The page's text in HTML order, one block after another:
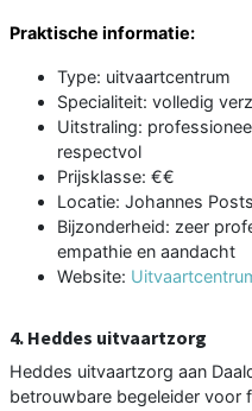
Praktische informatie:
Type: uitvaartcentrum
Specialiteit: volledig
Uitstraling:
respectvol
Prijsklasse: €€
Locatie: Johannes
Bijzonderheid: zeer
empathie en aandacht
Website:
4. Heddes uitvaartzorg
Heddes uitvaartzorg aan
betrouwbare begeleider voor